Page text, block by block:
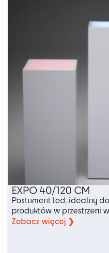
EXPO 40/120 CM
Postument led, idealny
produktów w przestrzeni
Zobacz więcej ❯